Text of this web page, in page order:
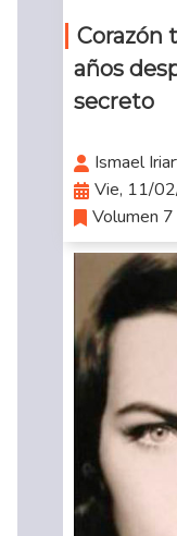
Corazón
años
secreto
Ismael
Vie, 11/
Volumen